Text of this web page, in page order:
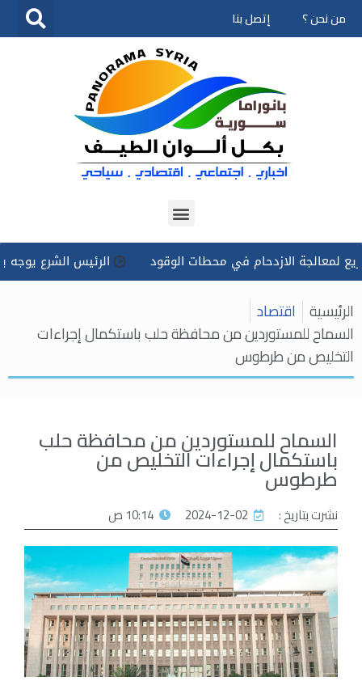
تخطى
من نحن ؟ إتصل بنا
الازدحام في محطات الوقود الرئيس الشرع يوجه
الرئيسية اقتصاد
السماح للمستوردين من محافظة حلب باستكمال إجراءات
التخليص من طرطوس
السماح للمستوردين من محافظة حلب
باستكمال إجراءات التخليص من
طرطوس
نشرت بتاريخ : 2024-12-02 10:14 ص